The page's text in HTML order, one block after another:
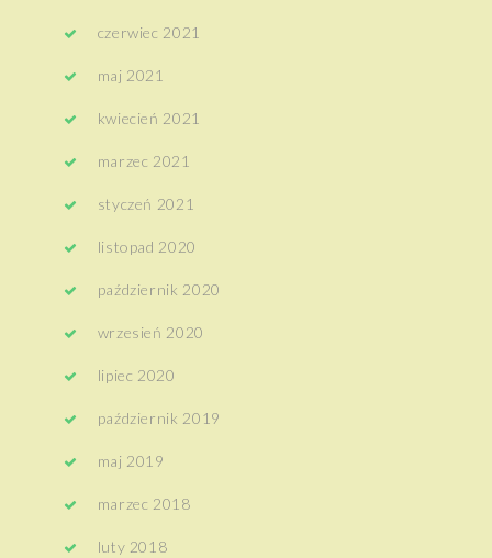
czerwiec 2021
maj 2021
kwiecień 2021
marzec 2021
styczeń 2021
listopad 2020
październik 2020
wrzesień 2020
lipiec 2020
październik 2019
maj 2019
marzec 2018
luty 2018